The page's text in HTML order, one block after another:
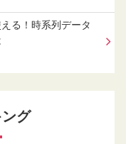
る！時系列データ
グ